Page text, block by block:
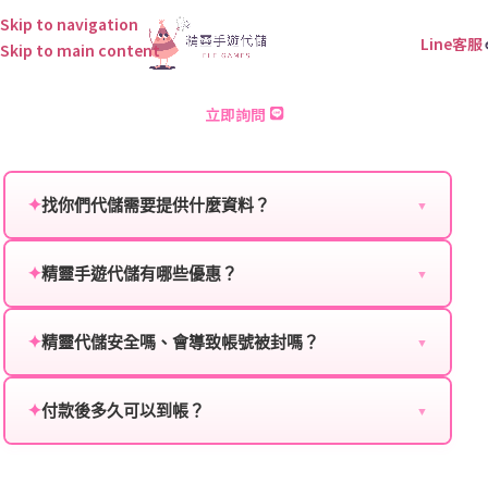
Skip to navigation
Skip to main content
Line客服
首爾喪屍-Idle RPG 儲值
立即詢問
✦找你們代儲需要提供什麼資料？ ▼
服：
✦精靈手遊代儲有哪些優惠？ ▼
贈送、大額儲值優惠及節日限定活動，儲值最低6折
✦精靈代儲安全嗎、會導致帳號被封嗎？ ▼
單，不使用外掛程式、非法點數或異常儲值管道。您獲
✦付款後多久可以到帳？ ▼